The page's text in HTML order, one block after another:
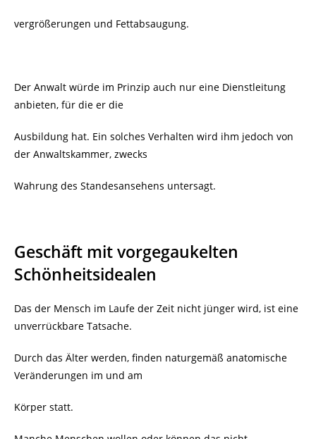
vergrößerungen und Fettabsaugung.
Der Anwalt würde im Prinzip auch nur eine Dienstleitung
anbieten, für die er die
Ausbildung hat. Ein solches Verhalten wird ihm jedoch von
der Anwaltskammer, zwecks
Wahrung des Standesansehens untersagt.
Geschäft mit vorgegaukelten
Schönheitsidealen
Das der Mensch im Laufe der Zeit nicht jünger wird, ist eine
unverrückbare Tatsache.
Durch das Älter werden, finden naturgemäß anatomische
Veränderungen im und am
Körper statt.